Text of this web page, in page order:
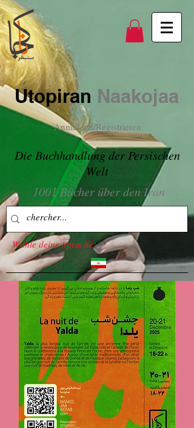
Utopiran Naakojaa
Anmelden/Registrieren
Die Buchhandlung der Persischen
Welt
1001 Bücher über den Iran
Wähle deine Sprache: